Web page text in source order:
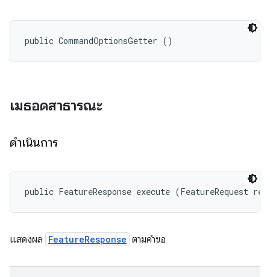
public CommandOptionsGetter ()
เมธอดสาธารณะ
ดำเนินการ
public FeatureResponse execute (FeatureRequest
แสดงผล FeatureResponse ตามคําขอ